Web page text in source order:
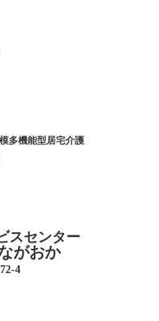
多機能型居宅介護
スセンター
がおか
4